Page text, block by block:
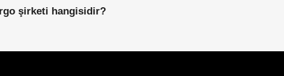
şirketi hangisidir?